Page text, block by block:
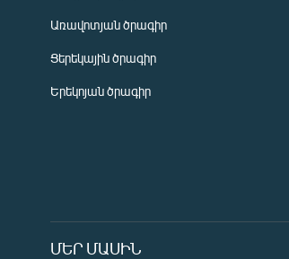
Առավոտյան ծրագիր
Ցերեկային ծրագիր
Երեկոյան ծրագիր
ՄԵՐ ՄԱՍԻՆ